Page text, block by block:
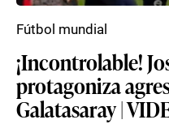
¡Incontrolable!
protagoniza
Galatasaray |
Fútbol mundial